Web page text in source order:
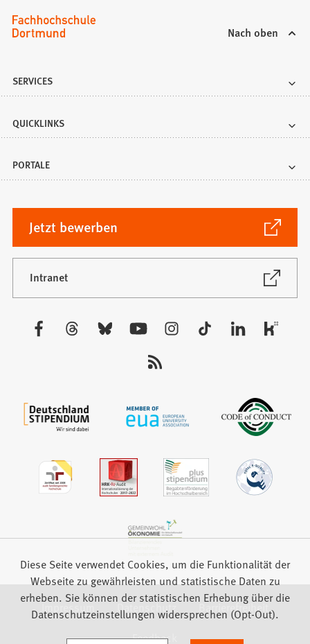
Nach oben
SERVICES
QUICKLINKS
PORTALE
Jetzt bewerben
(Öffnet
in
einem
neuen
Tab)
Intranet
(Öffnet
neuen
Besuchen
Impressum Datenschutz
Barrierefreiheit
Feedback
Diese Seite verwendet Cookies, um die Funktionalität der
Webseite zu gewährleisten und statistische Daten zu
erheben. Sie können der statistischen Erhebung über die
Datenschutzeinstellungen widersprechen (Opt-Out).